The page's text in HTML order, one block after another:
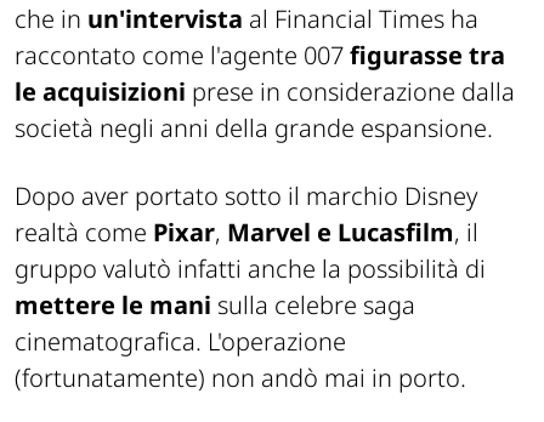
che in un'intervista al Financial Times ha
raccontato come l'agente 007figurasse tra
le acquisizioni prese in considerazione dalla
società negli anni della grande espansione.
Dopo aver portato sotto il marchio Disney
realtà come Pixar, Marvel e Lucasfilm, il
gruppo valutò infatti anche la possibilità di
mettere le mani sulla celebre saga
cinematografica. L'operazione
(fortunatamente) non andò mai in porto.